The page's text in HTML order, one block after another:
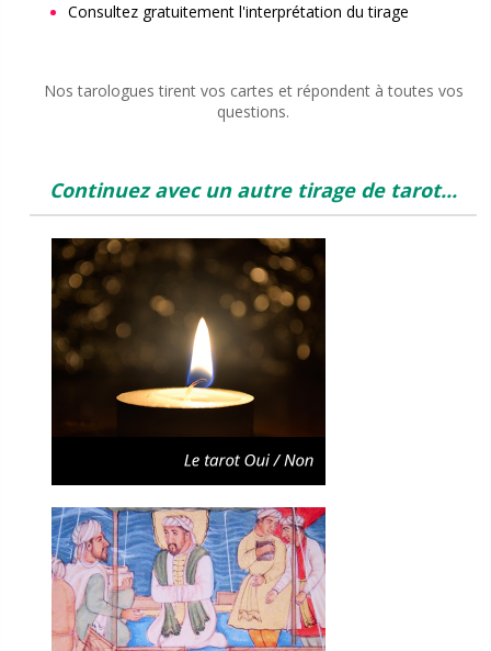
Consultez gratuitement l'interprétation du tirage
Nos tarologues tirent vos cartes et répondent à toutes vos
questions.
Continuez avec un autre tirage de tarot...